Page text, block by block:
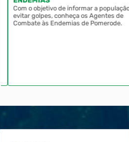
Com o objetivo de informar a população e
evitar golpes, conheça os Agentes de
Combate às Endemias de Pomerode.